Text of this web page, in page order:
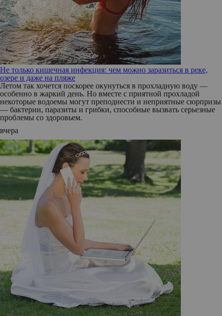
Не только кишечная инфекция: чем можно заразиться в реке,
озере и даже на пляже
Летом так хочется поскорее окунуться в прохладную воду —
особенно в жаркий день. Но вместе с приятной прохладой
некоторые водоемы могут преподнести и неприятные сюрпризы
— бактерии, паразиты и грибки, способные вызвать серьезные
проблемы со здоровьем.
вчера